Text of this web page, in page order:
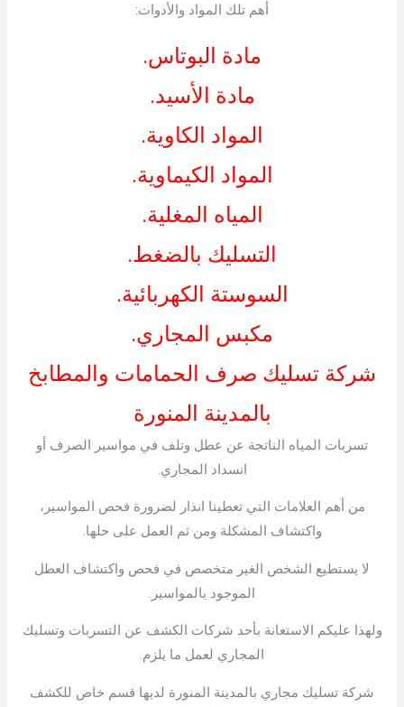
أهم تلك المواد والأدوات:
مادة البوتاس.
مادة الأسيد.
المواد الكاوية.
المواد الكيماوية.
المياه المغلية.
التسليك بالضغط.
السوستة الكهربائية.
مكبس المجاري.
شركة تسليك صرف الحمامات والمطابخ
بالمدينة المنورة
تسربات المياه الناتجة عن عطل وتلف في مواسير الصرف أو
انسداد المجاري.
من أهم العلامات التي تعطينا انذار لضرورة فحص المواسير،
واكتشاف المشكلة ومن ثم العمل على حلها.
لا يستطيع الشخص الغير متخصص في فحص واكتشاف العطل
الموجود بالمواسير.
ولهذا عليكم الاستعانة بأحد شركات الكشف عن التسربات وتسليك
المجاري لعمل ما يلزم.
شركة تسليك مجاري بالمدينة المنورة لديها قسم خاص للكشف